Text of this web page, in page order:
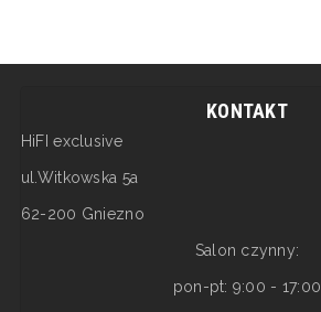
KONTAKT
HiFI exclusive
ul.Witkowska 5a
62-200 Gniezno
Salon czynny:
pon-pt: 9:00 - 17:00